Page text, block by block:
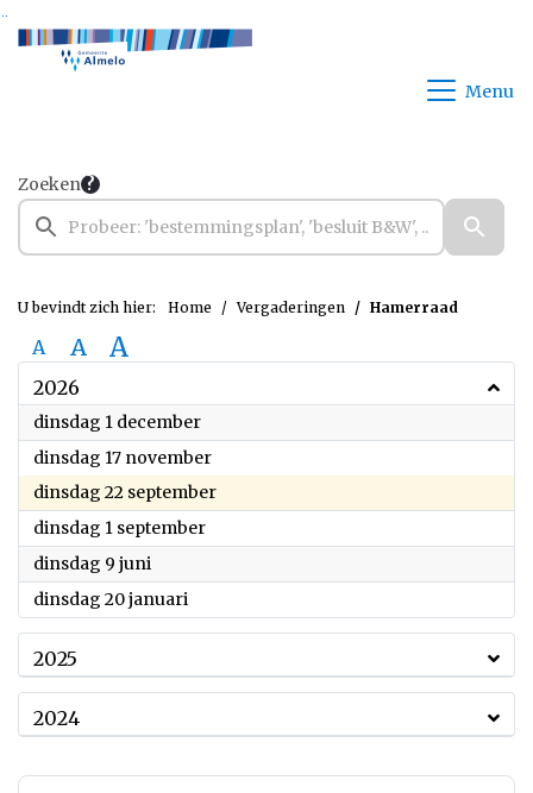
Ga naar de inhoud van deze pagina
Ga naar het zoeken
Ga naar het menu
Menu
Zoeken
U bevindt zich hier: Home Vergaderingen Hamerraad
A A A
2026
dinsdag 1 december2026
dinsdag 17 november2026
dinsdag 22 september2026
dinsdag 1 september2026
dinsdag 9 juni
dinsdag 20 januari
2025
2024